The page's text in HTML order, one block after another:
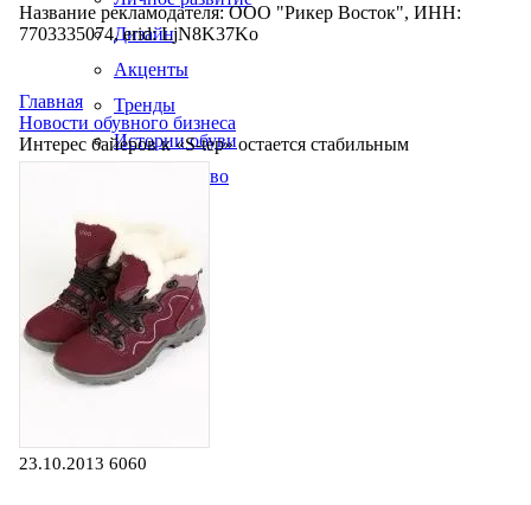
Дизайн
Акценты
Тренды
Истории обуви
Производство
Название рекламодателя: ООО "Рикер Восток", ИНН:
7703335074, erid: LjN8K37Ko
Главная
Новости обувного бизнеса
Интерес байеров к «S-tep» остается стабильным
23.10.2013 6060